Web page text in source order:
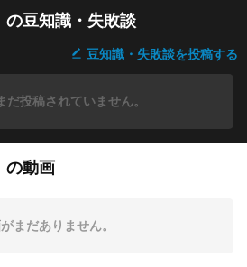
の豆知識・失敗談
豆知識・失敗談を投稿する
だ投稿されていません。
の動画
まだありません。